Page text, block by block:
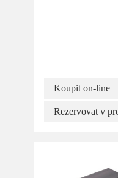
Koupit on-line
Rezervovat v